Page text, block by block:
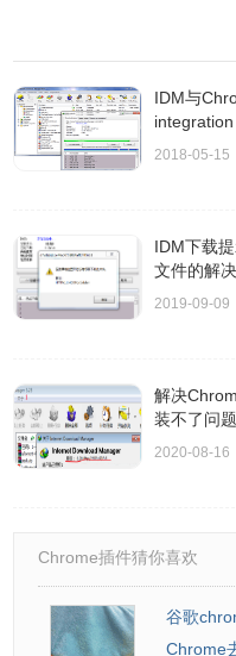
显示放置目标”。
6）您可以使用命令行参
您可以使用以下参数从命
或idman / d URL [/ p
[/ n] [/ a]
IDMan.exe /
d“http://
Name.zip”
/ f local_file_name - 定义
/ h - 成功下载后，IDM将
IDM与
2018-05-15
IDM下载
文件的解
2019-09-09
解决
装不了问题
2020-08-16
Chrome插件猜你喜欢
谷歌
Chrome